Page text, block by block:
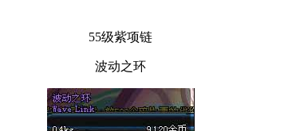
55级紫项链
波动之环